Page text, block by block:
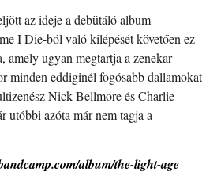
az ideje a debütáló album
I Die-ból való kilépését követően ez
ugyan megtartja a zenekar
minden eddiginél fogósabb dallamokat
Nick Bellmore és Charlie
utóbbi azóta már nem tagja a
album/the-light-age